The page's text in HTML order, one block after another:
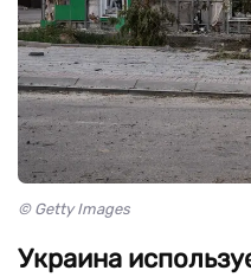
© Getty Images
Украина